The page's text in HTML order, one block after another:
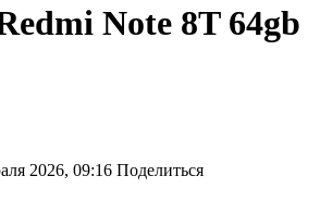
Note 8T 64gb
2026, 09:16 Поделиться